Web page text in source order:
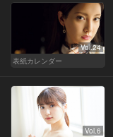
Vol.24
表紙カレンダー
Vol.6